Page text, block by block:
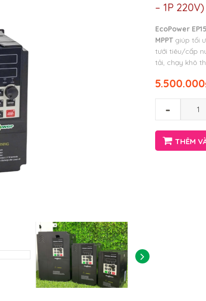
– 1P 220V)
EcoPower
MPPT giúp tối
tưới tiêu/cấp
tải, chạy khô
5.500.000
-
THÊM